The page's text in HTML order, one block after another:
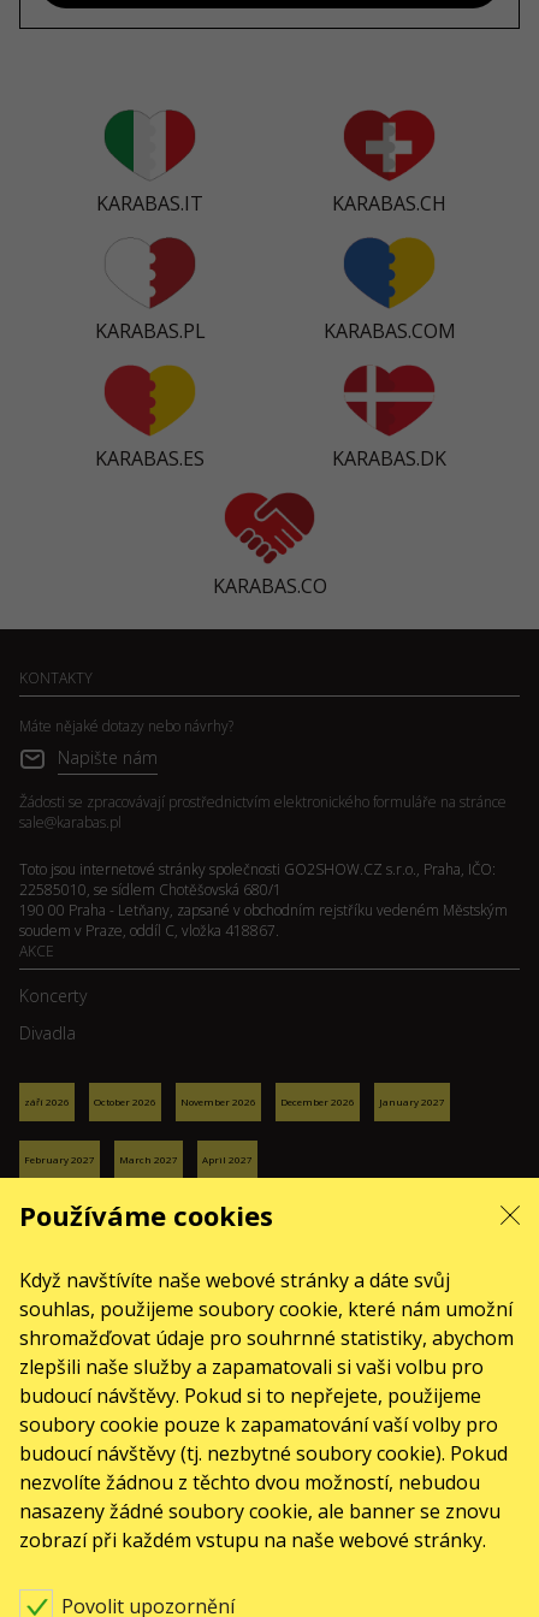
KARABAS.IT KARABAS.CH
KARABAS.PL KARABAS.COM
KARABAS.ES KARABAS.DK
KARABAS.CO
Používáme cookies
Když navštívíte naše webové stránky a dáte svůj
souhlas, použijeme soubory cookie, které nám umožní
shromažďovat údaje pro souhrnné statistiky, abychom
zlepšili naše služby a zapamatovali si vaši volbu pro
budoucí návštěvy. Pokud si to nepřejete, použijeme
soubory cookie pouze k zapamatování vaší volby pro
budoucí návštěvy (tj. nezbytné soubory cookie). Pokud
nezvolíte žádnou z těchto dvou možností, nebudou
nasazeny žádné soubory cookie, ale banner se znovu
zobrazí při každém vstupu na naše webové stránky.
Povolit upozornění
KONTAKTY
Máte nějaké dotazy nebo návrhy?
Napište nám
Žádosti se zpracovávají prostřednictvím elektronického formuláře na stránce
sale@karabas.pl
Toto jsou internetové stránky společnosti GO2SHOW.CZ s.r.o., Praha, IČO:
22585010, se sídlem Chotěšovská 680/1
190 00 Praha - Letňany, zapsané v obchodním rejstříku vedeném Městským
soudem v Praze, oddíl C, vložka 418867.
AKCE
Koncerty
Divadla
září 2026 October 2026 November 2026 December 2026 January 2027
February 2027 March 2027 April 2027
Dodání a platba
Mapa stránek
O NÁS
front.news.title
Pro organizátory
Logo pro plakáty a média
O společnosti
Veřejná nabídka